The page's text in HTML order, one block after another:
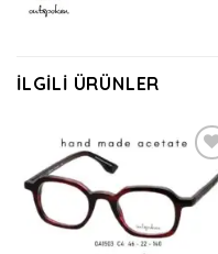
İLGILI ÜRÜNLER
Add to
wishlist